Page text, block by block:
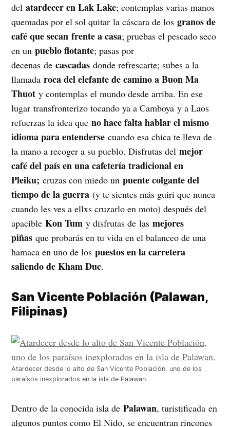
delatardecer en Lak Lake; contemplas varias manos
quemadas por el sol quitar la cáscara de losgranos de
café que secan frente a casa; pruebas el pescado seco
en un pueblo flotante; pasas por
decenas decascadas donde refrescarte; subes a la
llamadaroca del elefante de camino a Buon Ma
Thuoty contemplas el mundo desde arriba. En ese
lugar transfronterizo tocando ya a Camboya y a Laos
refuerzas la idea queno hace falta hablar el mismo
idioma para entenderse cuando esa chica te lleva de
la mano a recoger a su pueblo. Disfrutas delmejor
café del país en una cafetería tradicional en
Pleiku; cruzas con miedo unpuente colgante del
tiempo de la guerra (y te sientes más guiri que nunca
cuando les ves a ellxs cruzarlo en moto) después del
apacibleKon Tum y disfrutas de lasmejores
piñas que probarás en tu vida en el balanceo de una
hamaca en uno de lospuestos en la carretera
saliendo de Kham Duc.
San Vicente Población (Palawan,
Filipinas)
Atardecer desde lo alto de San Vicente Población, uno de los
paraísos inexplorados en la isla de Palawan.
Dentro de la conocida isla dePalawan, turistificada en
algunos puntos como El Nido, se encuentran rincones